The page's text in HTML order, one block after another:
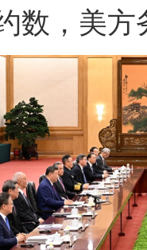
数，美